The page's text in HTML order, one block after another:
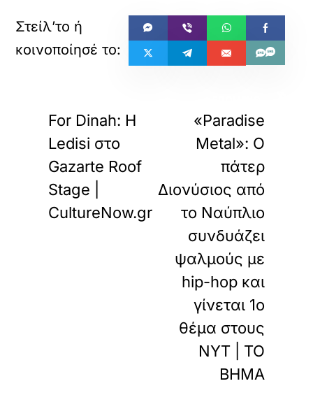
For Dinah: Η
Ledisi στο
Gazarte Roof
Stage |
CultureNow.gr
«Paradise
Metal»: Ο
πάτερ
Διονύσιος από
το Ναύπλιο
συνδυάζει
ψαλμούς με
hip-hop και
γίνεται 1ο
θέμα στους
NYT | ΤΟ
ΒΗΜΑ